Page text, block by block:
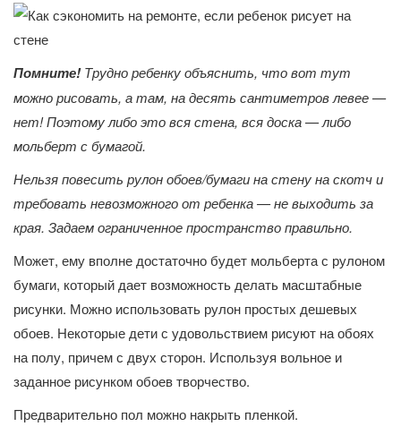
Помните! Трудно ребенку объяснить, что вот тут
можно рисовать, а там, на десять сантиметров левее —
нет! Поэтому либо это вся стена, вся доска — либо
мольберт с бумагой.
Нельзя повесить рулон обоев/бумаги на стену на скотч и
требовать невозможного от ребенка — не выходить за
края. Задаем ограниченное пространство правильно.
Может, ему вполне достаточно будет мольберта с рулоном
бумаги, который дает возможность делать масштабные
рисунки. Можно использовать рулон простых дешевых
обоев. Некоторые дети с удовольствием рисуют на обоях
на полу, причем с двух сторон. Используя вольное и
заданное рисунком обоев творчество.
Предварительно пол можно накрыть пленкой.